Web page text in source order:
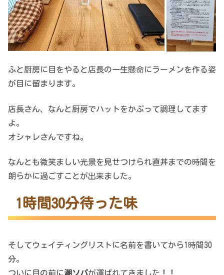
ふと厨房に目をやると店長の一生懸命にラーメンを作る姿
が目に留まります。
店長さん、なんと厨房でハットをかぶって調理してます
よ。
オシャレさんですね。
なんとも微笑ましい光景を見せつけられ直丼までの時間を
朗らかに過ごすことが出来ました。
1時間30分待った味
そしてウェイティングリストに名前を書いてから1時間30
分。
ついに目の前に潮ソバが運ばれてきました！！